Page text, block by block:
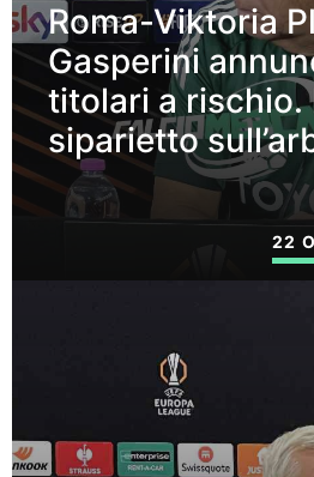
Roma-Viktoria
Gasperini
titolari a rischio.
siparietto
22